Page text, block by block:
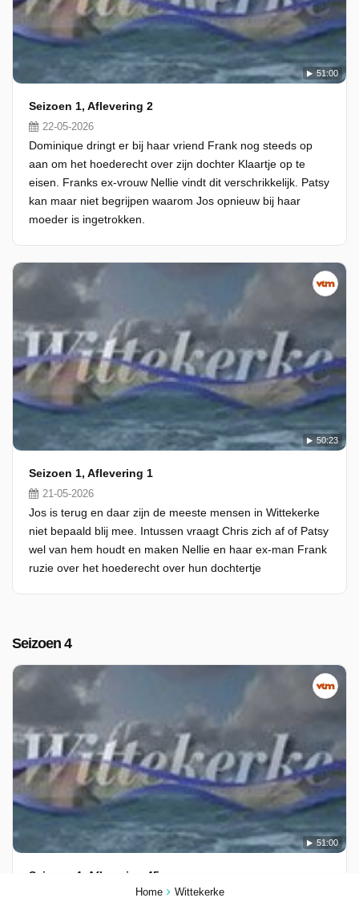
Home Wittekerke
51:00
Seizoen 1, Aflevering 2
22-05-2026
Dominique dringt er bij haar vriend Frank nog steeds op
aan om het hoederecht over zijn dochter Klaartje op te
eisen. Franks ex-vrouw Nellie vindt dit verschrikkelijk. Patsy
kan maar niet begrijpen waarom Jos opnieuw bij haar
moeder is ingetrokken.
50:23
Seizoen 1, Aflevering 1
21-05-2026
Jos is terug en daar zijn de meeste mensen in Wittekerke
niet bepaald blij mee. Intussen vraagt Chris zich af of Patsy
wel van hem houdt en maken Nellie en haar ex-man Frank
ruzie over het hoederecht over hun dochtertje
Seizoen 4
51:00
Seizoen 4, Aflevering 45